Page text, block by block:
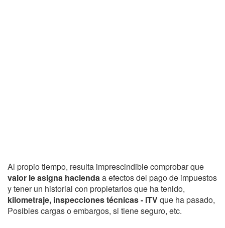
Al propio tiempo, resulta imprescindible comprobar que
valor le asigna haciendaa efectos del pago de impuestos
y tener un historial con propietarios que ha tenido,
kilometraje, inspecciones técnicas - ITVque ha pasado,
Posibles cargas o embargos, si tiene seguro, etc.